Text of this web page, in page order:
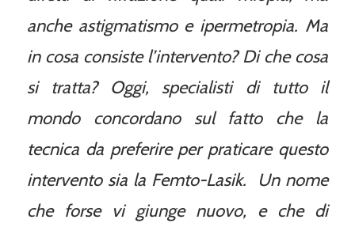
anche astigmatismo e ipermetropia. Ma
in cosa consiste l’intervento? Di che cosa
si tratta? Oggi, specialisti di tutto il
mondo concordano sul fatto che la
tecnica da preferire per praticare questo
intervento sia la Femto-Lasik. Un nome
che forse vi giunge nuovo, e che di